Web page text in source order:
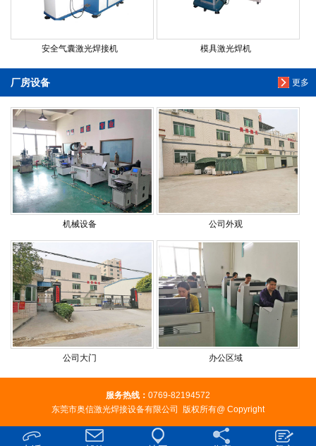
安全气囊激光焊接机 模具激光焊机
更多
厂房设备
机械设备 公司外观
公司大门 办公区域
服务热线： 0769-82194572
东莞市奥信激光焊接设备有限公司 版权所有@ Copyright